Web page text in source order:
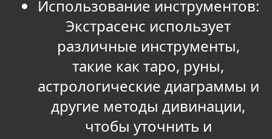
Использование инструментов:
Экстрасенс использует
различные инструменты,
такие как таро, руны,
астрологические диаграммы и
другие методы дивинации,
чтобы уточнить и